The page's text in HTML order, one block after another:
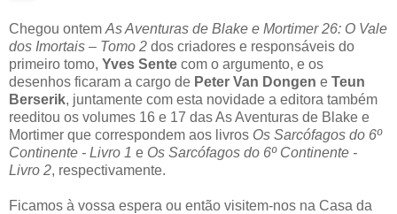
Chegou ontem As Aventuras de Blake e Mortimer 26: O Vale
dos Imortais – Tomo 2 dos criadores e responsáveis do
primeiro tomo, Yves Sente com o argumento, e os
desenhos ficaram a cargo de Peter Van Dongen e Teun
Berserik, juntamente com esta novidade a editora também
reeditou os volumes 16 e 17 das As Aventuras de Blake e
Mortimer que correspondem aos livros Os Sarcófagos do 6º
Continente - Livro 1 e Os Sarcófagos do 6º Continente -
Livro 2, respectivamente.
Ficamos à vossa espera ou então visitem-nos na Casa da